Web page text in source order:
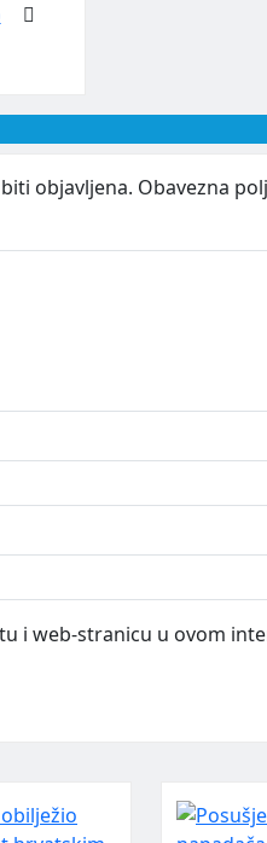
objavljena. Obavezna
i web-stranicu u ovom